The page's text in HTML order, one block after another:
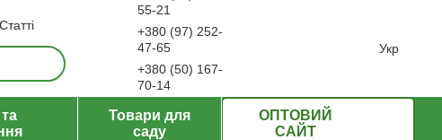
Статті
оферти
55-21
+380 (97) 252-
47-65
+380 (50) 167-
70-14
Укр
Товари для
саду
ОПТОВИЙ
САЙТ